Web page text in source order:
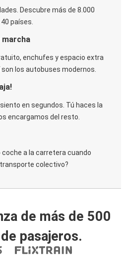
Descubre más de 8.000
países.
marcha
enchufes y espacio extra
los autobuses modernos.
en segundos. Tú haces la
encargamos del resto.
coche a la carretera cuando
colectivo?
de más de 500
pasajeros.